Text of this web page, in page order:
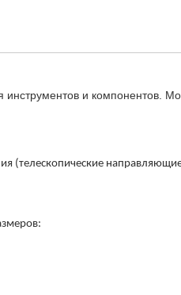
и компонентов.
(телескопические